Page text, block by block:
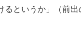
るというか」（前出